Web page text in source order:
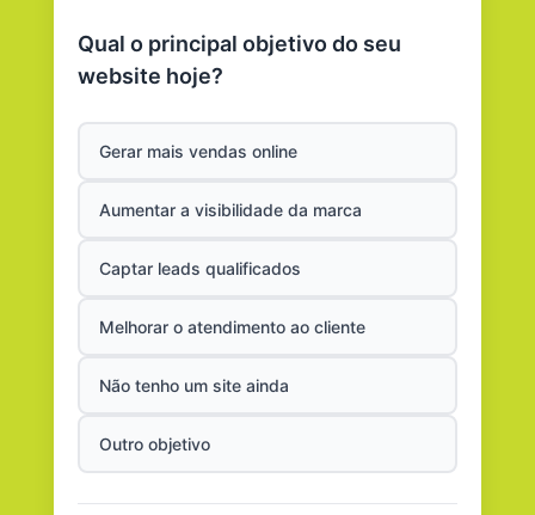
Qual o principal objetivo do seu
website hoje?
Gerar mais vendas online
Aumentar a visibilidade da marca
Captar leads qualificados
Melhorar o atendimento ao cliente
Não tenho um site ainda
Outro objetivo